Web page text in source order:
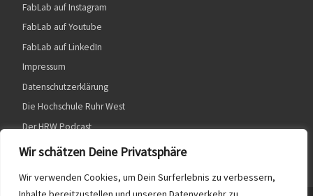
Wir schätzen Deine Privatsphäre
Wir verwenden Cookies, um Dein Surferlebnis zu verbessern,
FabLab auf Instagram
FabLab auf Youtube
FabLab auf LinkedIn
Impressum
Datenschutzerklärung
Die Hochschule Ruhr West
Der HRW Podcast